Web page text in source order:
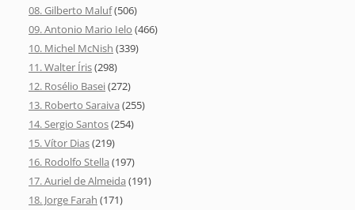
08. Gilberto Maluf(506)
09. Antonio Mario Ielo (466)
10. Michel McNish (339)
11. Walter Íris(298)
12. Rosélio Basei(272)
13. Roberto Saraiva (255)
14. Sergio Santos(254)
15. Vítor Dias(219)
16. Rodolfo Stella (197)
17. Auriel de Almeida (191)
18. Jorge Farah (171)